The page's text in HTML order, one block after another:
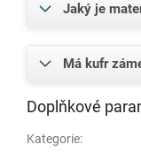
Jaký je
Má kufr
Doplňkové
Kategorie: